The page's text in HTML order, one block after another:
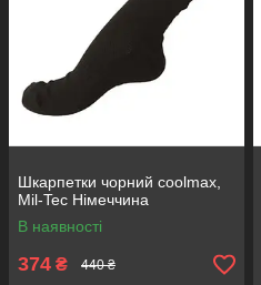
Шкарпетки чорний coolmax,
Mil-Tec Німеччина
В наявності
374 ₴ 440 ₴